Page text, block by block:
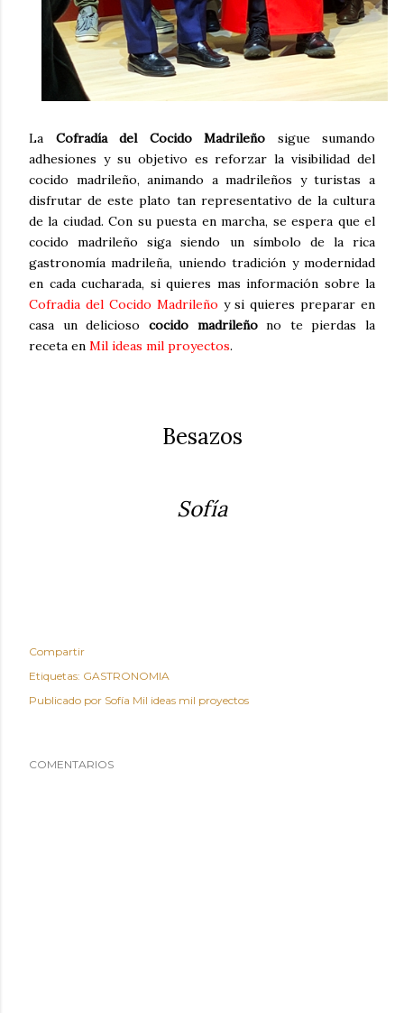
La Cofradía del Cocido Madrileño sigue sumando
adhesiones y su objetivo es reforzar la visibilidad del
cocido madrileño, animando a madrileños y turistas a
disfrutar de este plato tan representativo de la cultura
de la ciudad. Con su puesta en marcha, se espera que el
cocido madrileño siga siendo un símbolo de la rica
gastronomía madrileña, uniendo tradición y modernidad
en cada cucharada, si quieres mas información sobre la
Cofradia del Cocido Madrileño y si quieres preparar en
casa un delicioso cocido madrileñono te pierdas la
receta en Mil ideas mil proyectos.
Besazos
Sofía
Compartir
Etiquetas: GASTRONOMIA
Publicado por Sofía Mil ideas mil proyectos
COMENTARIOS